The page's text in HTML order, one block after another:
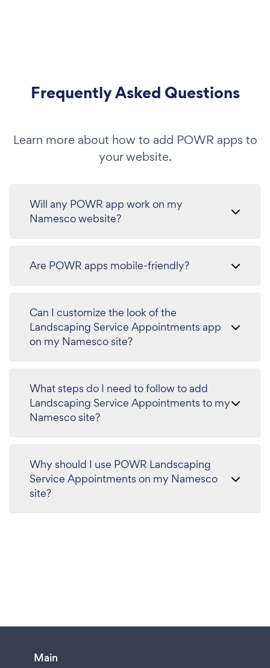
Frequently Asked Questions
Learn more about how to add POWR apps to
your website.
Will any POWR app work on my
Namesco website?
Are POWR apps mobile-friendly?
Can I customize the look of the
Landscaping Service Appointments app
on my Namesco site?
What steps do I need to follow to add
Landscaping Service Appointments to my
Namesco site?
Why should I use POWR Landscaping
Service Appointments on my Namesco
site?
Main